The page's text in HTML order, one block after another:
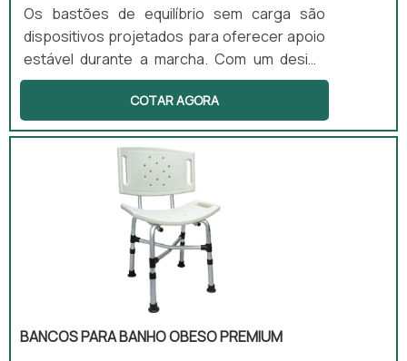
Os bastões de equilíbrio sem carga são
dispositivos projetados para oferecer apoio
estável durante a marcha. Com um design
anatômico e leve, esses bastões são ideais
para pessoas que enfrentam dificuldades
leves de locomoção. Além disso, são
ajustáveis em altura, permitindo que se
adaptem a diferentes usuários e situações.
Podem ser utilizados tanto em ambientes
internos quanto externos, proporcionando
versatilidade e conforto.
COTAR AGORA
BANCOS PARA BANHO OBESO PREMIUM